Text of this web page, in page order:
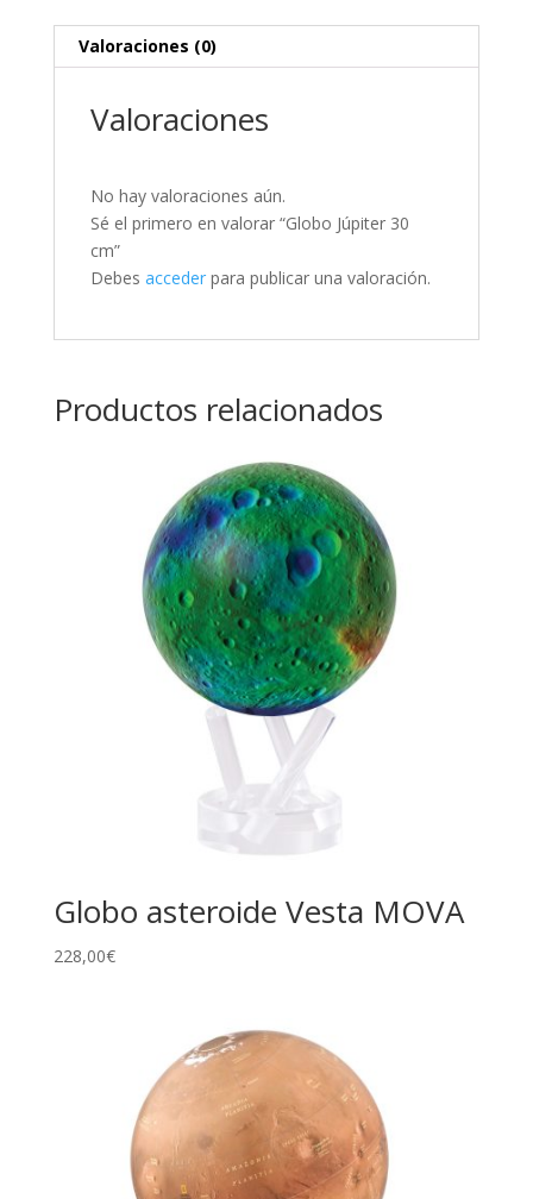
Valoraciones (0)
Valoraciones
No hay valoraciones aún.
Sé el primero en valorar “Globo Júpiter 30
cm”
Debes accederpara publicar una valoración.
Productos relacionados
Globo asteroide Vesta MOVA
228,00€